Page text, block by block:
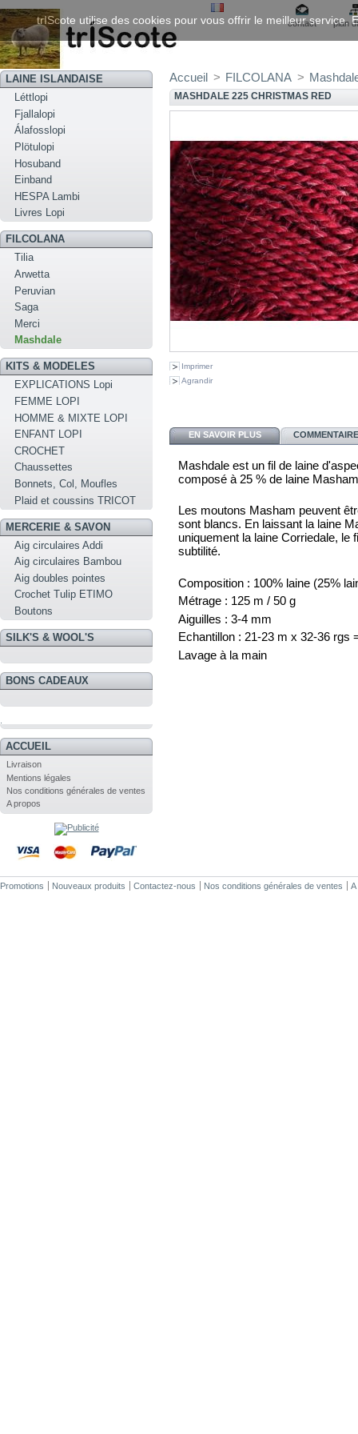
contact plan
LAINE ISLANDAISE
Léttlopi
Fjallalopi
Álafosslopi
Plötulopi
Hosuband
Einband
HESPA Lambi
Livres Lopi
FILCOLANA
Tilia
Arwetta
Peruvian
Saga
Merci
Mashdale
KITS & MODELES
EXPLICATIONS Lopi
FEMME LOPI
HOMME & MIXTE LOPI
ENFANT LOPI
CROCHET
Chaussettes
Bonnets, Col, Moufles
Plaid et coussins TRICOT
MERCERIE & SAVON
Aig circulaires Addi
Aig circulaires Bambou
Aig doubles pointes
Crochet Tulip ETIMO
Boutons
SILK'S & WOOL'S
BONS CADEAUX
ACCUEIL
Livraison
Mentions légales
Nos conditions générales de ventes
A propos
Accueil > FILCOLANA >
MASHDALE 225 CHRISTMAS RED
Imprimer
Agrandir
EN SAVOIR PLUS
Mashdale est un fil de laine
composé à 25 % de laine
Les moutons Masham peuvent
sont blancs. En laissant la laine
uniquement la laine Corriedale, le
subtilité.
Composition : 100% laine (25%
Métrage : 125 m / 50 g
Aiguilles : 3-4 mm
Echantillon : 21-23 m x 32-36 rgs
Lavage à la main
Promotions Nouveaux produits Contactez-nous Nos conditions générales de ventes A
trIScote utilise des cookies pour vous offrir le meilleur